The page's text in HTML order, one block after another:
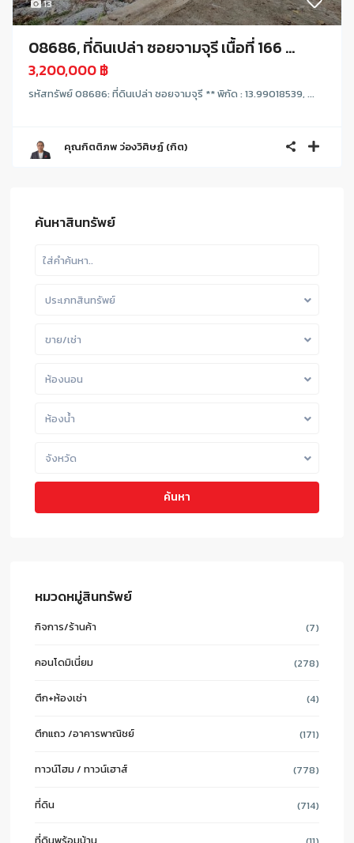
13
08686, ที่ดินเปล่า ซอยจามจุรี เนื้อที่ 166 ...
3,200,000 ฿
รหัสทรัพย์ 08686: ที่ดินเปล่า ซอยจามจุรี ** พิกัด : 13.99018539, ...
คุณกิตติภพ ว่องวิศิษฏ์ (กิต)
ค้นหาสินทรัพย์
ประเภทสินทรัพย์
ขาย/เช่า
ห้องนอน
ห้องน้ำ
จังหวัด
ค้นหา
หมวดหมู่สินทรัพย์
กิจการ/ร้านค้า (7)
คอนโดมิเนี่ยม (278)
ตึก+ห้องเช่า (4)
ตึกแถว /อาคารพาณิชย์ (171)
ทาวน์โฮม / ทาวน์เฮาส์ (778)
ที่ดิน (714)